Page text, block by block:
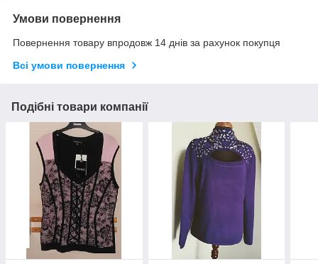
Умови повернення
Повернення товару впродовж 14 днів за рахунок покупця
Всі умови повернення
Подібні товари компанії